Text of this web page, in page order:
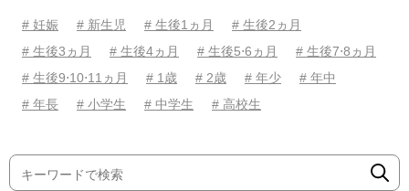
# 妊娠 # 新生児 # 生後1ヵ月
# 生後2ヵ月
# 生後3ヵ月
# 生後4ヵ月 # 生後5⋅6ヵ月
# 生後7⋅8ヵ月
# 生後9⋅10⋅11ヵ月
# 1歳 # 2歳 # 年少
# 年中
# 年長
# 小学生 # 中学生 # 高校生